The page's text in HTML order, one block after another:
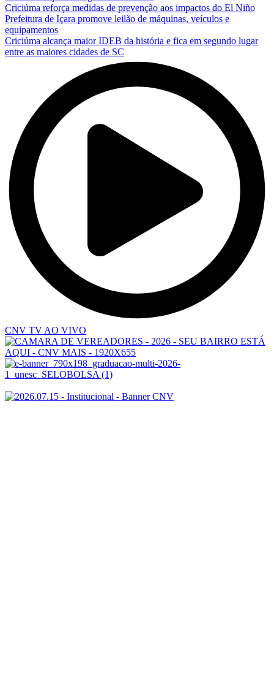
Criciúma reforça medidas de prevenção aos impactos do El Niño
Prefeitura de Içara promove leilão de máquinas, veículos e
equipamentos
Criciúma alcança maior IDEB da história e fica em segundo lugar
entre as maiores cidades de SC
CNV TV AO VIVO